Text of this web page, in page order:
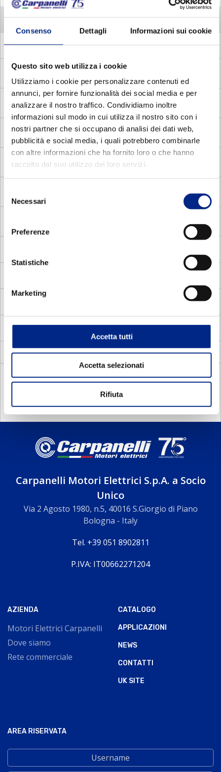
Consenso Dettagli Informazioni sui cookie
Questo sito web utilizza i cookie
Utilizziamo i cookie per personalizzare contenuti ed
annunci, per fornire funzionalità dei social media e per
analizzare il nostro traffico. Condividiamo inoltre
informazioni sul modo in cui utilizza il nostro sito con i
nostri partner che si occupano di analisi dei dati web,
pubblicità e social media, i quali potrebbero combinarle
con altre informazioni che ha fornito loro o che hanno
raccolto dal suo utilizzo dei loro servizi.
delNecessari
Preferenze
Statistiche
Marketing
Accetta tutti
Accetta selezionati
Rifiuta
DP 2/12 POLI
MM Motori Elettrici Asincroni Monofase
MADE
Disgiuntore Elettronico
MADC
Motori Autofrenanti Asincroni Monofase con
Disgiuntore Centrifugo
MADV
Motori Autofrenanti Asincroni Monofase con
Disgiuntore voltmetrico
MDE
Motori Elettrici Asincroni Monofase con Disgiuntore
centrifugo
polarità
Motori Elettrici Vettoriali compatti quadrati
MVS
Servoventilatori per motori elettrici
DOCUMENTAZIONE
Carpanelli Motori Elettrici S.p.A. a Socio
Unico
Via 2 Agosto 1980, n.5, 40016 S.Giorgio di Piano
Bologna - Italy
Tel. +39 051 8902811
P.IVA: IT00662271204
AZIENDA
Motori Elettrici Carpanelli
Dove siamo
Rete commerciale
CATALOGO
APPLICAZIONI
NEWS
CONTATTI
UK SITE
AREA RISERVATA